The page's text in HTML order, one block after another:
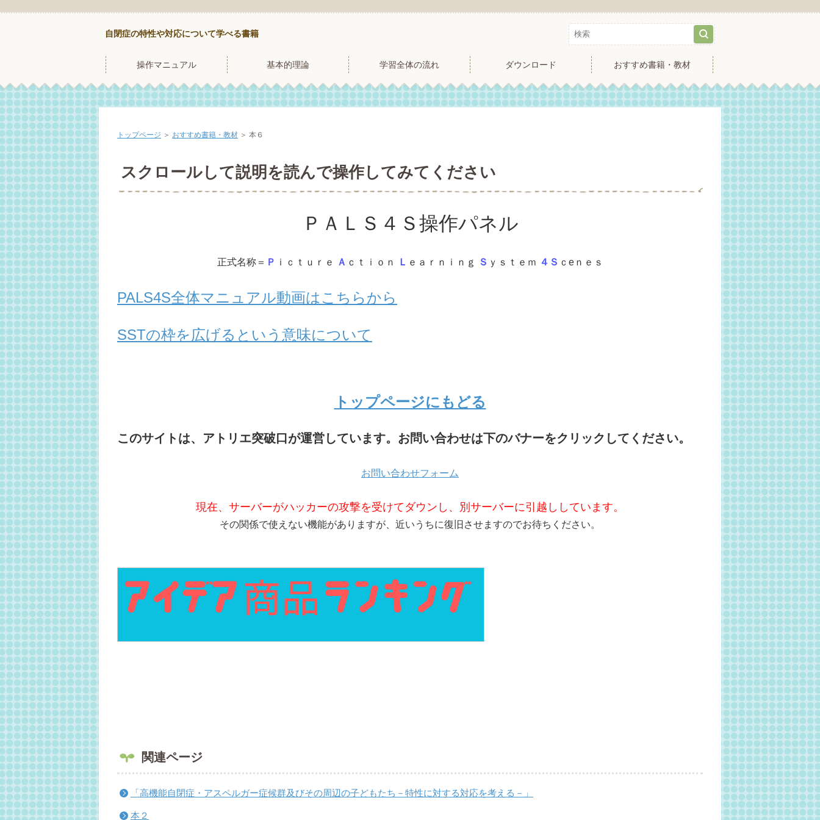
自閉症の特性や対応について学べる書籍
操作マニュアル 基本的理論 学習全体の流れ ダウンロード おすすめ書籍・教材
トップページ ＞ おすすめ書籍・教材 ＞ 本６
スクロールして説明を読んで操作してみてください
ＰＡＬＳ４Ｓ操作パネル
正式名称＝ Ｐ ｉｃｔｕｒｅ Ａ ｃｔｉｏｎ Ｌ ｅａｒｎｉｎｇ Ｓ ｙｓｔｅｍ ４Ｓ ｃeｎｅｓ
PALS4S全体マニュアル動画はこちらから
SSTの枠を広げるという意味について
トップページにもどる
このサイトは、アトリエ突破口が運営しています。お問い合わせは下のバナーをクリックしてください。
お問い合わせフォーム
現在、サーバーがハッカーの攻撃を受けてダウンし、別サーバーに引越ししています。
その関係で使えない機能がありますが、近いうちに復旧させますのでお待ちください。
関連ページ
「高機能自閉症・アスペルガー症候群及びその周辺の子どもたち－特性に対する対応を考える－」
本２